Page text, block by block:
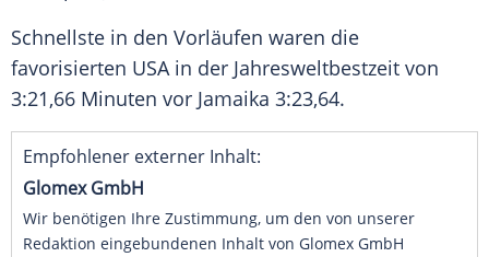
Schnellste in den Vorläufen waren die
favorisierten USAin der Jahresweltbestzeit von
3:21,66 Minuten vor Jamaika 3:23,64.
Empfohlener externer Inhalt:
Glomex GmbH
Wir benötigen Ihre Zustimmung, um den von unserer
Redaktion eingebundenen Inhalt von Glomex GmbH